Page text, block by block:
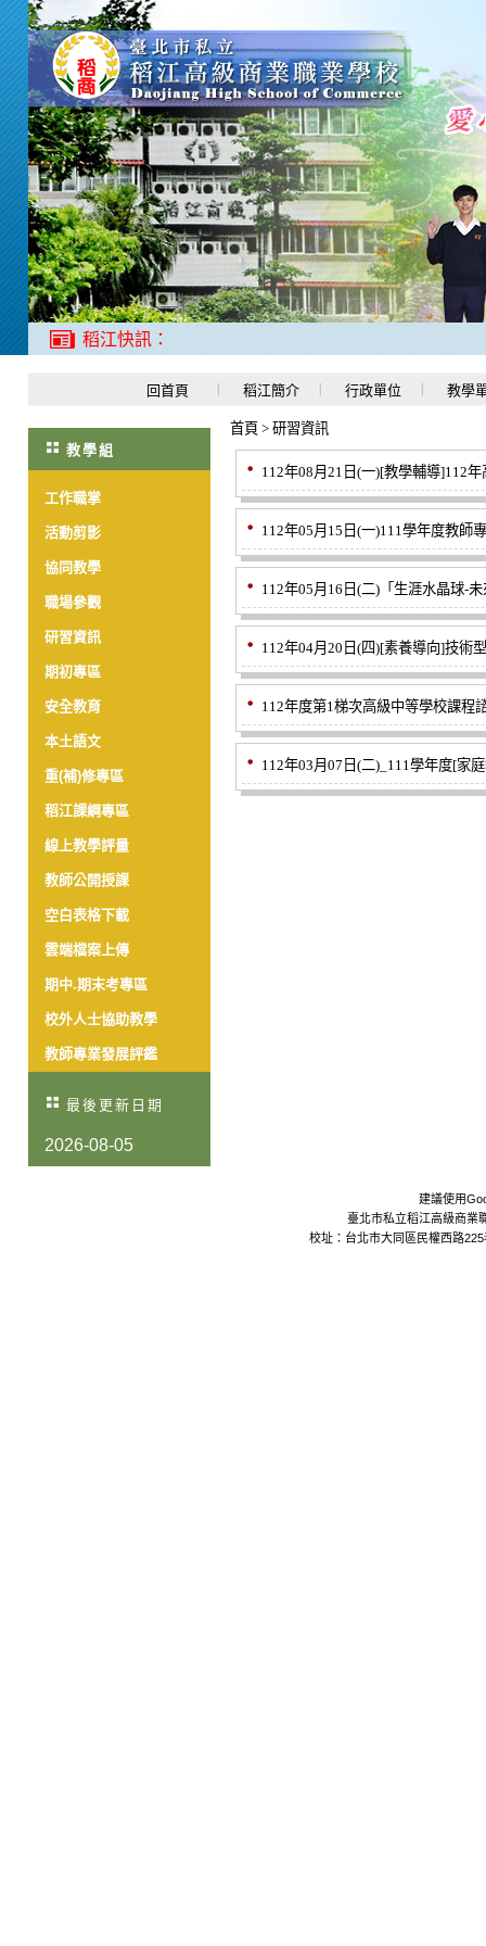
稻江快訊：
回首頁 稻江簡介 行政單位 教學
教學組
工作職掌
活動剪影
協同教學
職場參觀
研習資訊
期初專區
安全教育
本土語文
重(補)修專區
稻江課綱專區
線上教學評量
教師公開授課
空白表格下載
雲端檔案上傳
期中.期末考專區
校外人士協助教學
教師專業發展評鑑
最後更新日期
2026-08-05
首頁 > 研習資訊
112年08月21日(一)[教學輔導]112
112年05月15日(一)111學年度教師
112年05月16日(二)「生涯水晶球-
112年04月20日(四)[素養導向]技術
112年度第1梯次高級中等學校課程
112年03月07日(二)_111學年度[家
建議使用
臺北市私立稻江高級商業
校址：台北市大同區民權西路